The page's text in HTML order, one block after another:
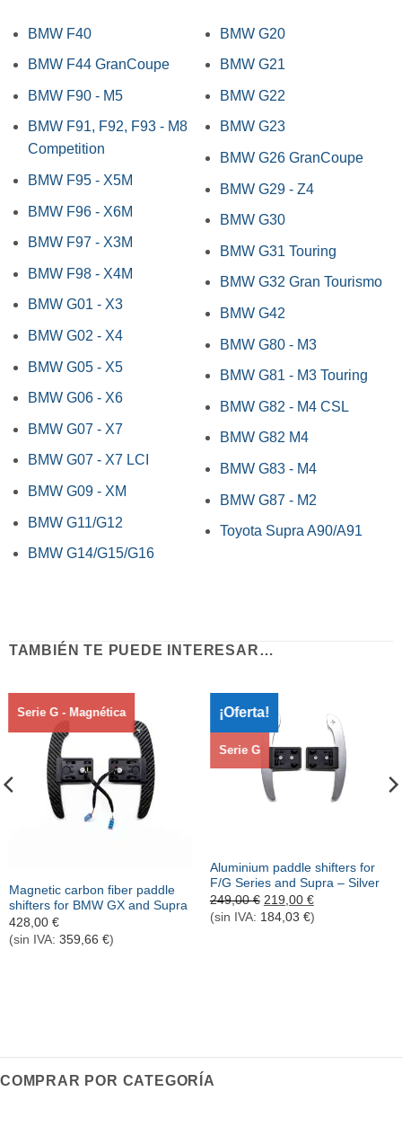
BMW F40
BMW F44 GranCoupe
BMW F90 - M5
BMW F91, F92, F93 - M8
Competition
BMW F95 - X5M
BMW F96 - X6M
BMW F97 - X3M
BMW F98 - X4M
BMW G01 - X3
BMW G02 - X4
BMW G05 - X5
BMW G06 - X6
BMW G07 - X7
BMW G07 - X7 LCI
BMW G09 - XM
BMW G11/G12
BMW G14/G15/G16
BMW G20
BMW G21
BMW G22
BMW G23
BMW G26 GranCoupe
BMW G29 - Z4
BMW G30
BMW G31 Touring
BMW G32 Gran Tourismo
BMW G42
BMW G80 - M3
BMW G81 - M3 Touring
BMW G82 - M4 CSL
BMW G82 M4
BMW G83 - M4
BMW G87 - M2
Toyota Supra A90/A91
TAMBIÉN TE PUEDE INTERESAR…
Serie G - Magnética
Magnetic carbon fiber paddle
shifters for BMW GX and Supra
428,00 €
(sin IVA: 359,66 €)
¡Oferta!
Serie G
Aluminium paddle shifters for
F/G Series and Supra – Silver
249,00€ El
precio
original
219,00 €El
precio
actual
(sin IVA: 184,03 €)
COMPRAR POR CATEGORÍA